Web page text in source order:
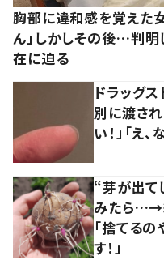
胸部に違和感を覚えた
ん」しかしその後…判
在に迫る
ドラッグ
別に渡さ
い！」「え、
“芽が出て
みたら…→
「捨てるの
す！」